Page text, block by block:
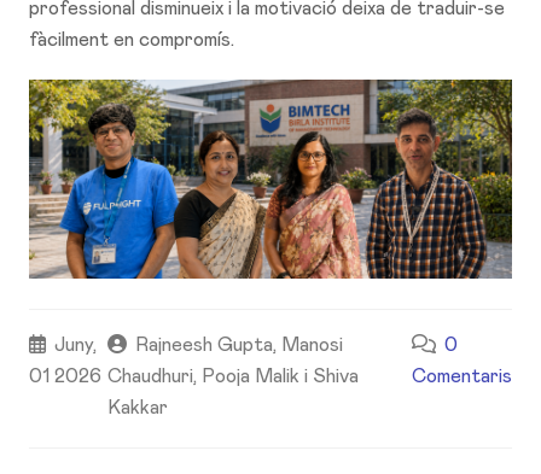
professional disminueix i la motivació deixa de traduir-se
fàcilment en compromís.
Juny,
01 2026
Rajneesh Gupta, Manosi
Chaudhuri, Pooja Malik i Shiva
Kakkar
0
Comentaris